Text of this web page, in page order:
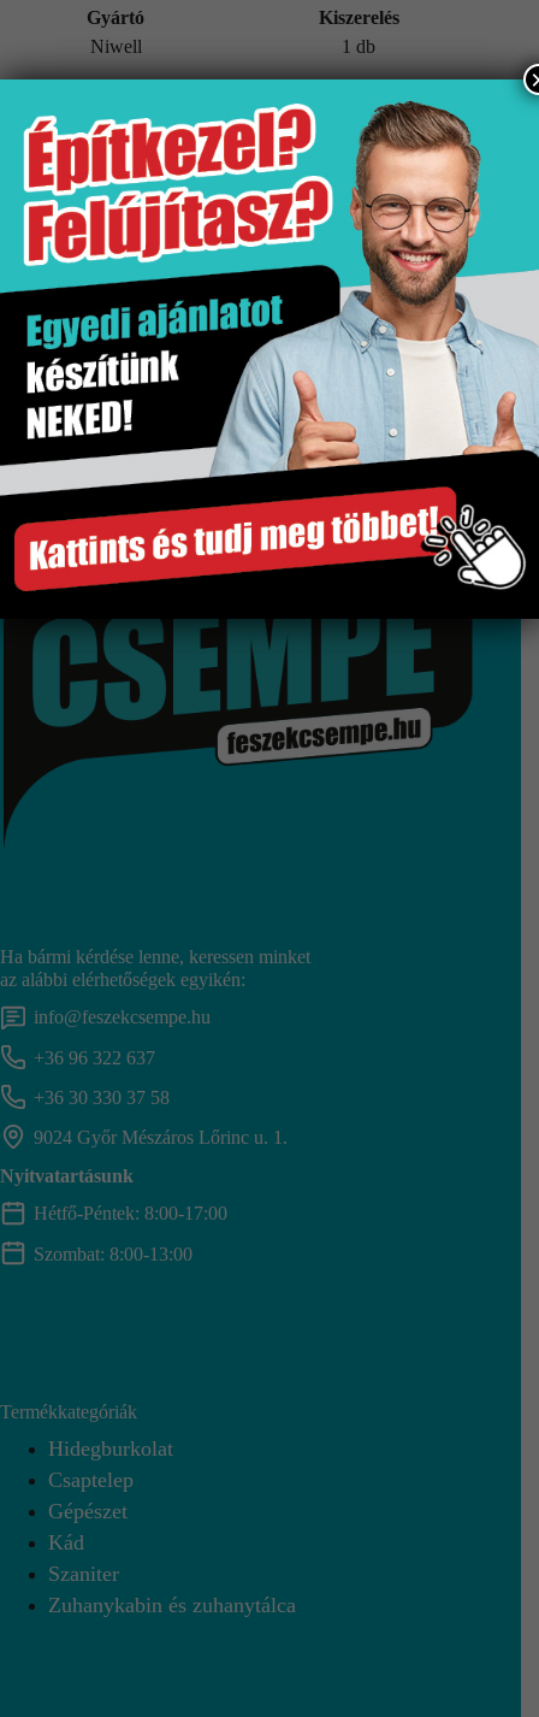
Gyártó
Niwell
Kiszerelés
1 db
További információk
Értékesítési egység db
Gyártó Niwell
Kiszerelés 1 db
Szakértő segítség
Gyors és megbízható szállítás
Több száz termék raktárról
Győri bemutatóterem
Ha bármi kérdése lenne, keressen minket
az alábbi elérhetőségek egyikén:
info@feszekcsempe.hu
+36 96 322 637
+36 30 330 37 58
9024 Győr Mészáros Lőrinc u. 1.
Nyitvatartásunk
Hétfő-Péntek: 8:00-17:00
Szombat: 8:00-13:00
Termékkategóriák
Hidegburkolat
Csaptelep
Gépészet
Kád
Szaniter
Zuhanykabin és zuhanytálca